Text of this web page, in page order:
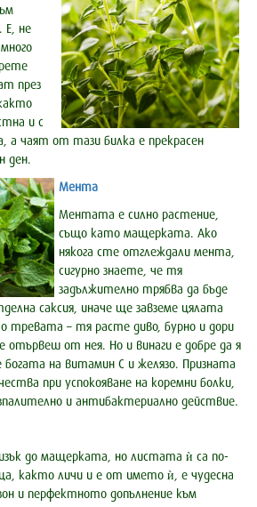
Е, не
през
и с
а чаят от тази билка е прекрасен
ден.
Мента
Ментата е силно растение,
също като мащерката. Ако
някога сте отглеждали мента,
сигурно знаете, че тя
задължително трябва да бъде
саксия, иначе ще завземе цялата
– тя расте диво, бурно и дори
отървеш от нея. Но и винаги е добре да я
на витамин C и желязо. Призната
при успокояване на коремни болки,
и антибактериално действие.
до мащерката, но листата ѝ са по-
както личи и е от името ѝ, е чудесна
и перфектното допълнение към